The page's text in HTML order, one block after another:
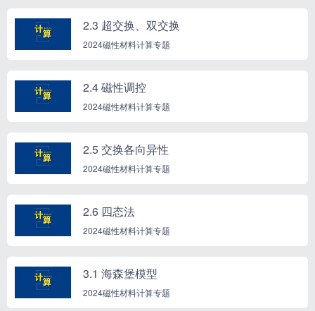
2.3 超交换、双交换
2024磁性材料计算专题
2.4 磁性调控
2024磁性材料计算专题
2.5 交换各向异性
2024磁性材料计算专题
2.6 四态法
2024磁性材料计算专题
3.1 海森堡模型
2024磁性材料计算专题